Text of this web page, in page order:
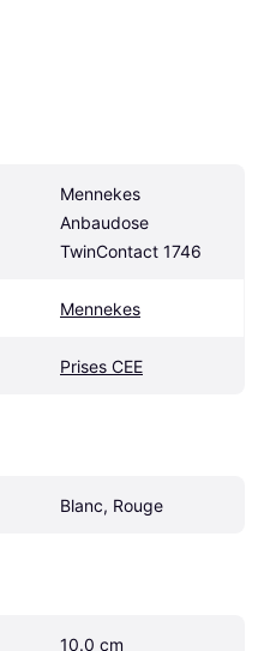
Mennekes
Anbaudose
TwinContact 1746
Mennekes
Prises CEE
Blanc, Rouge
10.0 cm